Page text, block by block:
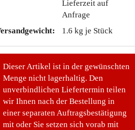
Lieferzeit auf
Anfrage
1.6 kg je Stück
Dieser Artikel ist in der gewünschten
Menge nicht lagerhaltig. Den
unverbindlichen Liefertermin teilen
wir Ihnen nach der Bestellung in
einer separaten Auftragsbestätigung
mit oder Sie setzen sich vorab mit